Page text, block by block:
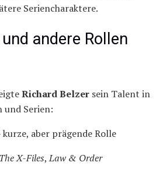
Seriencharaktere.
andere Rollen
Richard Belzer sein Talent in
und Serien:
kurze, aber prägende Rolle
The X-Files,Law & Order